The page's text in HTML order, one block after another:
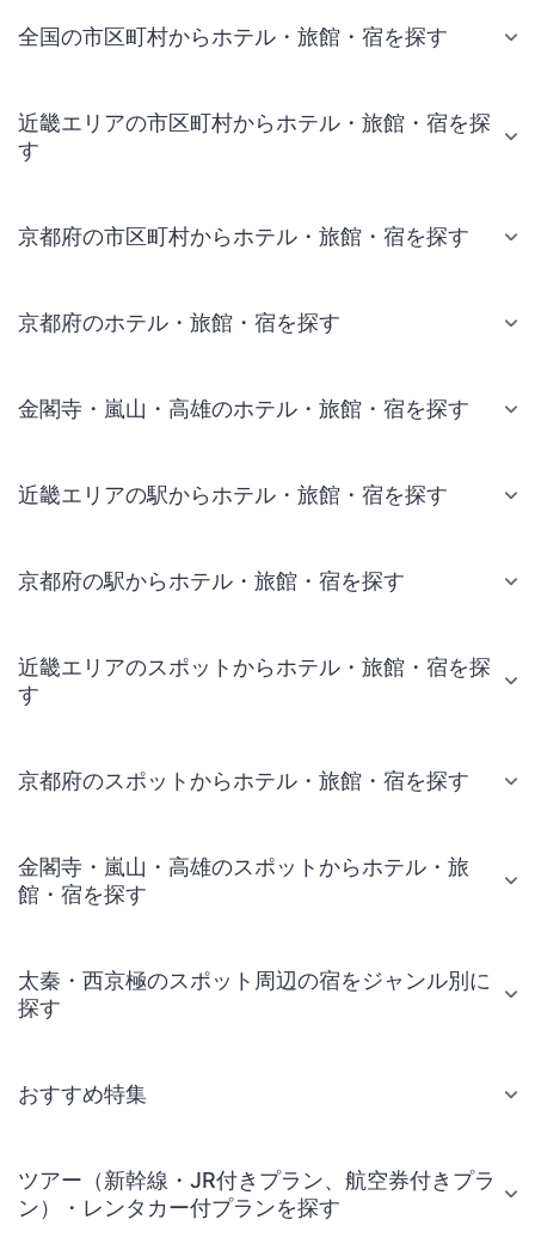
全国の市区町村からホテル・旅館・宿を探す
近畿エリアの市区町村からホテル・旅館・宿を探
す
京都府の市区町村からホテル・旅館・宿を探す
京都府のホテル・旅館・宿を探す
金閣寺・嵐山・高雄のホテル・旅館・宿を探す
近畿エリアの駅からホテル・旅館・宿を探す
京都府の駅からホテル・旅館・宿を探す
近畿エリアのスポットからホテル・旅館・宿を探
す
京都府のスポットからホテル・旅館・宿を探す
金閣寺・嵐山・高雄のスポットからホテル・旅
館・宿を探す
太秦・西京極のスポット周辺の宿をジャンル別に
探す
おすすめ特集
ツアー（新幹線・JR付きプラン、航空券付きプラ
ン）・レンタカー付プランを探す